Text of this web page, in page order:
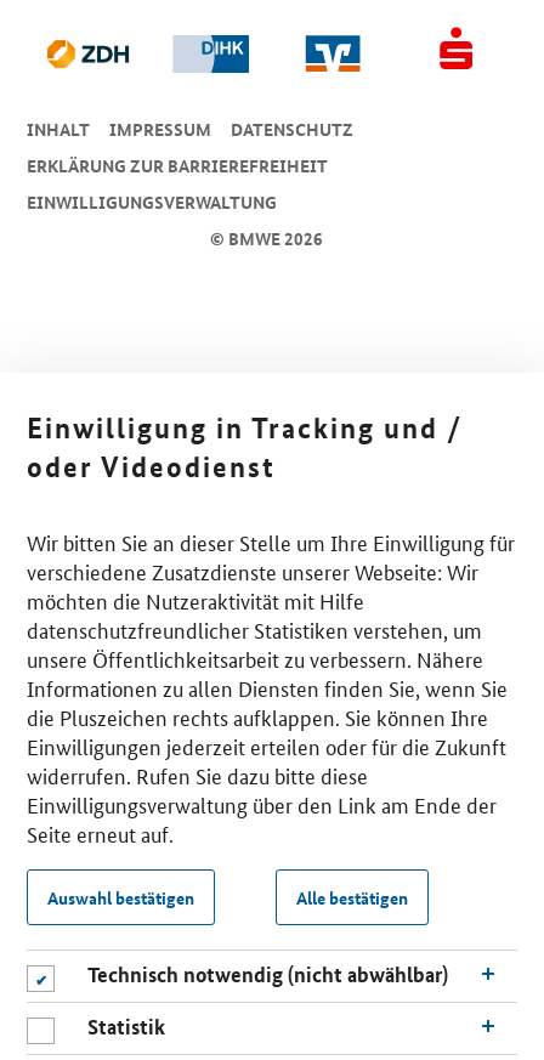
© BMWE 2026
INHALT IMPRESSUM
DA­TEN­SCHUTZ
ERKLÄRUNG ZUR BARRIEREFREIHEIT
EINWILLIGUNGSVERWALTUNG
Einwilligung in Tracking und /
oder Videodienst
Wir bitten Sie an dieser Stelle um Ihre Einwilligung für
verschiedene Zusatzdienste unserer Webseite: Wir
möchten die Nutzeraktivität mit Hilfe
datenschutzfreundlicher Statistiken verstehen, um
unsere Öffentlichkeitsarbeit zu verbessern. Nähere
Informationen zu allen Diensten finden Sie, wenn Sie
die Pluszeichen rechts aufklappen. Sie können Ihre
Einwilligungen jederzeit erteilen oder für die Zukunft
widerrufen. Rufen Sie dazu bitte diese
Einwilligungsverwaltung über den Link am Ende der
Seite erneut auf.
Auswahl bestätigen Alle bestätigen
Technisch notwendig (nicht abwählbar)
Statistik